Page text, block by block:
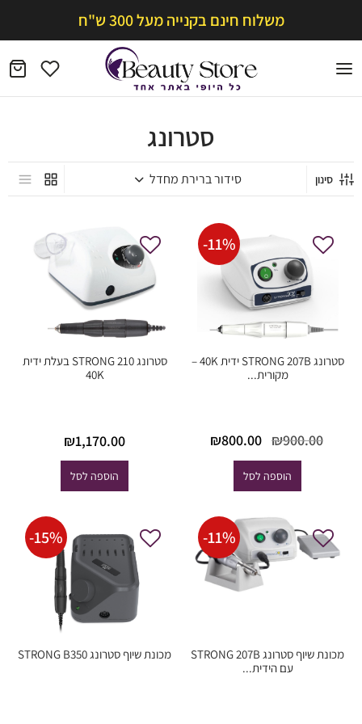
משלוח חינם בקנייה מעל 300 ש"ח
סטרונג
סינון
-11%
סטרונג STRONG 207B ידית 40K –
מקורית...
₪900.00
המחיר
היה:
₪900.00.
₪800.00
הוספה לסל
סטרונג STRONG 210 בעלת ידית
40K
₪1,170.00
הוספה לסל
-11%
מכונת שיוף סטרונג STRONG 207B
עם הידית...
-15%
מכונת שיוף סטרונג STRONG B350